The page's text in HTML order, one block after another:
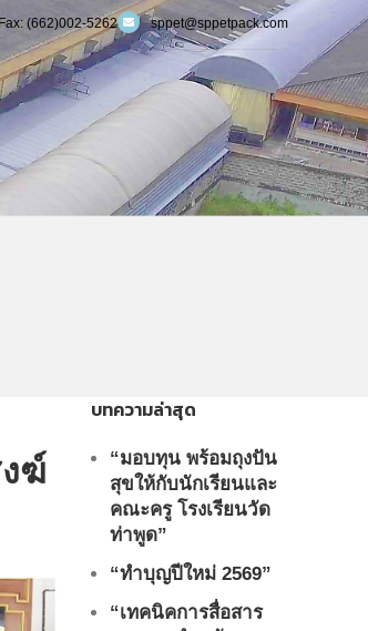
(662)002-5262 sppet@sppetpack.com
ฆ์
บทความล่าสุด
“มอบทุน พร้อมถุงปัน
สุขให้กับนักเรียนและ
คณะครู โรงเรียนวัด
ท่าพูด”
“ทำบุญปีใหม่ 2569”
“เทคนิคการสื่อสาร